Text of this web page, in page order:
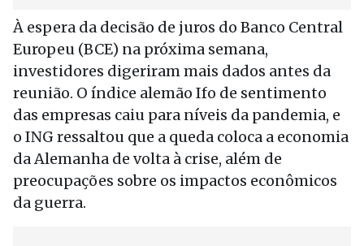
À espera da decisão de juros do Banco Central
Europeu (BCE) na próxima semana,
investidores digeriram mais dados antes da
reunião. O índice alemão Ifo de sentimento
das empresas caiu para níveis da pandemia, e
o ING ressaltou que a queda coloca a economia
da Alemanha de volta à crise, além de
preocupações sobre os impactos econômicos
da guerra.